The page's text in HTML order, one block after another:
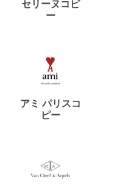
セリーヌコピ
ー
アミ パリスコ
ピー